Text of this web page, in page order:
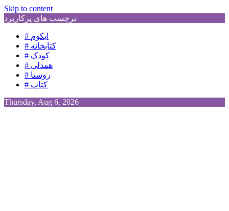
Skip to content
برچسب های پرکاربرد
# ایکوم
# کتابخانه
# کودک
# همدلی
# روستا
# کتاب
Thursday, Aug 6, 2026